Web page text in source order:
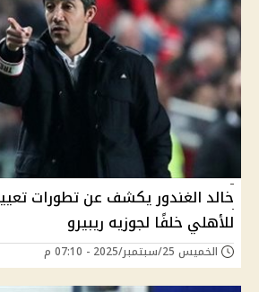
خالد الغندور يكشف عن تطورات
للأهلي خلفًا لجوزيه ريبيرو
الخميس 25/سبتمبر/2025 - 07:10 م